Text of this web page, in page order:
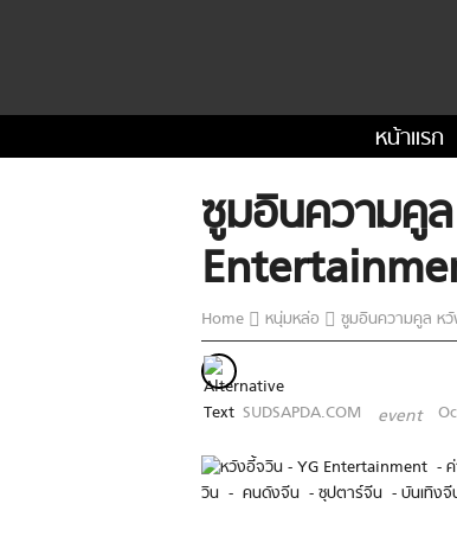
หน้าแรก
ซูมอินความคู
Home หนุ่มหล่อ ซูมอินความคูล ห
SUDSAPDA.COM event